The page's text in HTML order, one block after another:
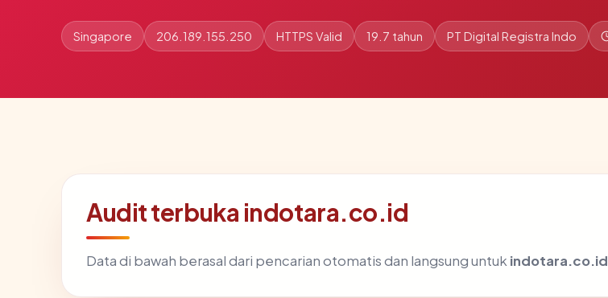
Singapore 206.189.155.250 HTTPS Valid 19.7 tahun PT Digital Registra Indo
Audit terbuka indotara.co.id
Data di bawah berasal dari pencarian otomatis dan langsung untuk indotara.co.id